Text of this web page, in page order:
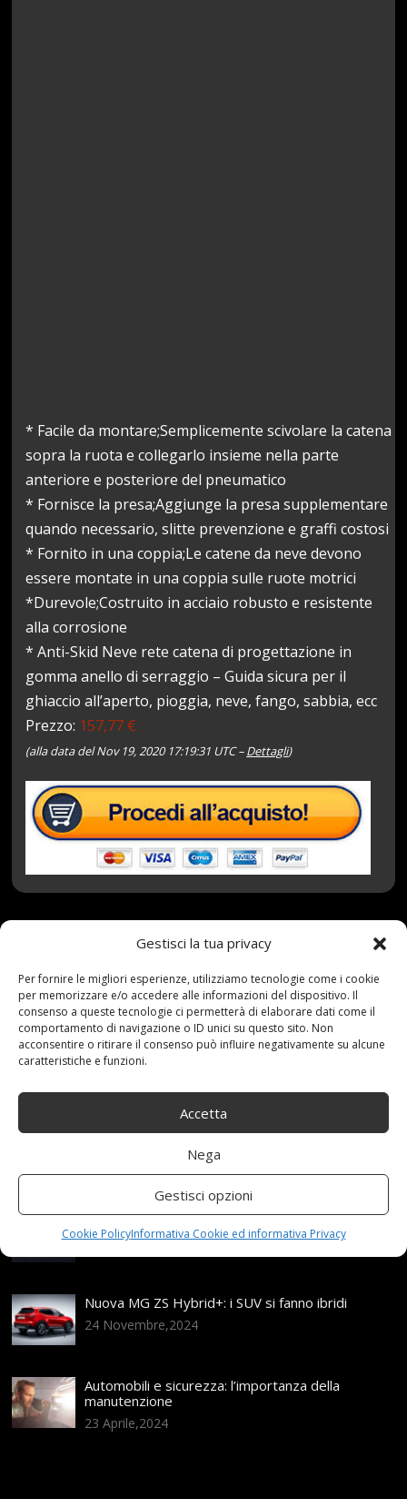
Gestisci la tua privacy
Per fornire le migliori esperienze, utilizziamo tecnologie come i cookie
per memorizzare e/o accedere alle informazioni del dispositivo. Il
consenso a queste tecnologie ci permetterà di elaborare dati come il
comportamento di navigazione o ID unici su questo sito. Non
acconsentire o ritirare il consenso può influire negativamente su alcune
caratteristiche e funzioni.
Accetta
Nega
Gestisci opzioni
Cookie PolicyInformativa Cookie ed informativa Privacy
* Facile da montare;Semplicemente scivolare la catena
sopra la ruota e collegarlo insieme nella parte
anteriore e posteriore del pneumatico
* Fornisce la presa;Aggiunge la presa supplementare
quando necessario, slitte prevenzione e graffi costosi
* Fornito in una coppia;Le catene da neve devono
essere montate in una coppia sulle ruote motrici
*Durevole;Costruito in acciaio robusto e resistente
alla corrosione
* Anti-Skid Neve rete catena di progettazione in
gomma anello di serraggio – Guida sicura per il
ghiaccio all’aperto, pioggia, neve, fango, sabbia, ecc
Prezzo: 157,77 €
(alla data del Nov 19, 2020 17:19:31 UTC –Dettagli)
19 Novembre 2020 redazione Antiski
Emergenza,Fdhoi,Fissato,furgoni ,Leggeri ,Neve,paio
PNEUMATICI,Portable,Portatile,Prezzo,TPU,
Trazione
Categories: Shop
Articoli recenti
Range Rover: un’icona tra i luxury SUV
25 Novembre,2024
Nuova MG ZS Hybrid+: i SUV si fanno ibridi
24 Novembre,2024
Automobili e sicurezza: l’importanza della
manutenzione
23 Aprile,2024